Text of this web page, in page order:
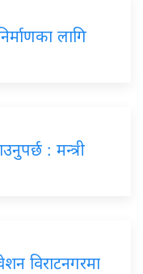
लागि
: मन्त्री
विराटनगरमा